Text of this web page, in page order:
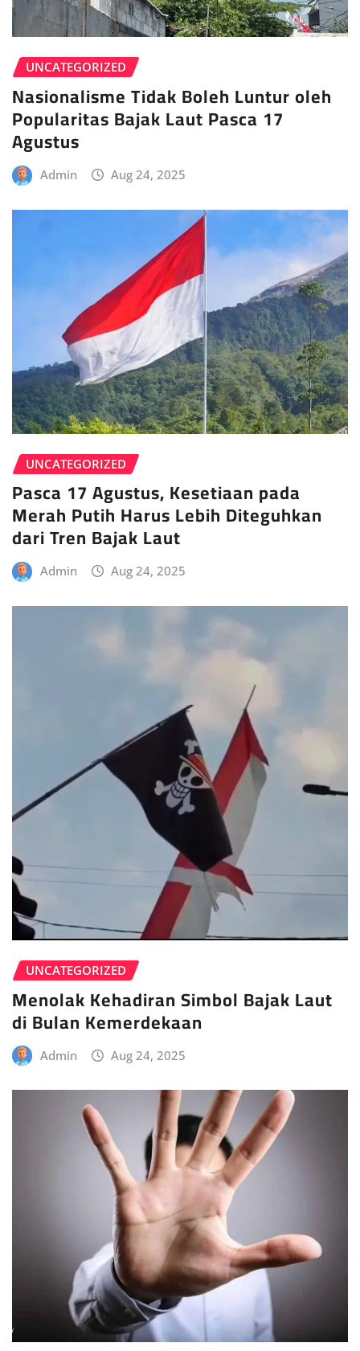
UNCATEGORIZED
Nasionalisme Tidak Boleh Luntur oleh
Popularitas Bajak Laut Pasca 17
Agustus
Admin Aug 24, 2025
UNCATEGORIZED
Pasca 17 Agustus, Kesetiaan pada
Merah Putih Harus Lebih Diteguhkan
dari Tren Bajak Laut
Admin Aug 24, 2025
UNCATEGORIZED
Menolak Kehadiran Simbol Bajak Laut
di Bulan Kemerdekaan
Admin Aug 24, 2025